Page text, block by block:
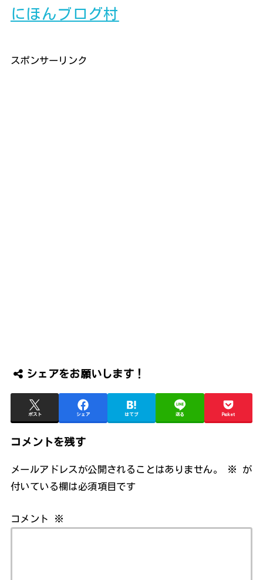
にほんブログ村
スポンサーリンク
シェアをお願いします！
ポスト シェア はてブ 送る Pocket
コメントを残す
メールアドレスが公開されることはありません。 ※
が
付いている欄は必須項目です
コメント ※